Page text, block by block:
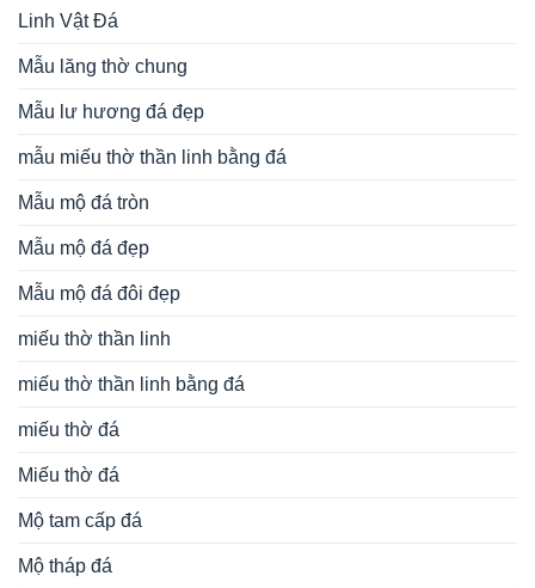
Linh Vật Đá
Mẫu lăng thờ chung
Mẫu lư hương đá đẹp
mẫu miếu thờ thần linh bằng đá
Mẫu mộ đá tròn
Mẫu mộ đá đẹp
Mẫu mộ đá đôi đẹp
miếu thờ thần linh
miếu thờ thần linh bằng đá
miếu thờ đá
Miếu thờ đá
Mộ tam cấp đá
Mộ tháp đá